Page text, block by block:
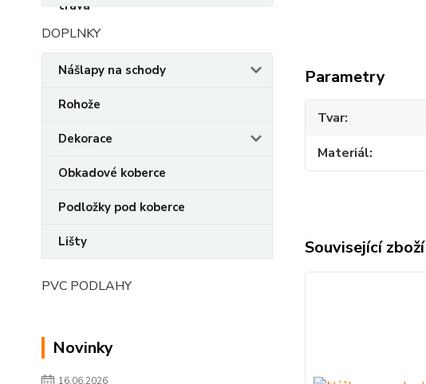
DOPLNKY
Nášlapy na schody
Rohože
Dekorace
Obkadové koberce
Podložky pod koberce
Lišty
PVC PODLAHY
Novinky
16.06.2026
Parametry
Tvar
Materiál
Související zboží